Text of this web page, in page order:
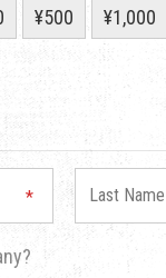
¥500 ¥1,000